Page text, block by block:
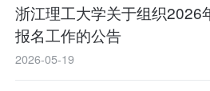
浙江理工大学关于组织2026
报名工作的公告
2026-05-19